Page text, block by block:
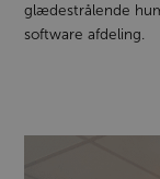
glædestrålende
software afdeling.